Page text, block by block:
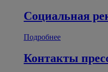
Социальная
Подробнее
Контакты